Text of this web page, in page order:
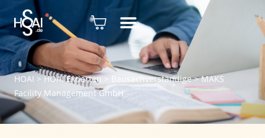
HOAI > HOAI Experten> Bausachverständige>MAKS
Facility Management GmbH